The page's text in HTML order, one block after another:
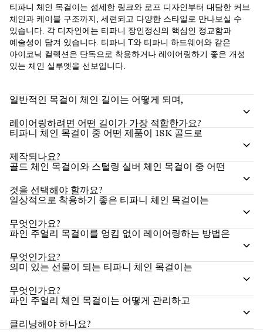
티파니 체인 목걸이는 섬세한 링크와 로프 디자인부터 대담한 커브
체인과 케이블 구조까지, 세련되고 다양한 스타일로 만나보실 수
있습니다. 각 디자인에는 티파니 장인정신의 핵심인 정교함과
예술성이 담겨 있습니다. 티파니 T와 티파니 하드웨어와 같은
아이코닉 컬렉션은 단독으로 착용하거나 레이어링하기 좋은 개성
있는 체인 실루엣을 선보입니다.
일반적인 목걸이 체인 길이는 어떻게 되며,
레이어링하려면 어떤 길이가 가장 적합한가요?
티파니 체인 목걸이 중 어떤 제품이 18K 골드로
제작되나요?
골드 체인 목걸이와 스털링 실버 체인 목걸이 중 어떤
것을 선택해야 할까요?
일상적으로 착용하기 좋은 티파니 체인 목걸이는
무엇인가요?
파인 주얼리 목걸이를 엉킴 없이 레이어링하는 방법은
무엇인가요?
의미 있는 선물이 되는 티파니 체인 목걸이는
무엇인가요?
파인 주얼리 체인 목걸이는 어떻게 관리하고
클리닝해야 하나요?